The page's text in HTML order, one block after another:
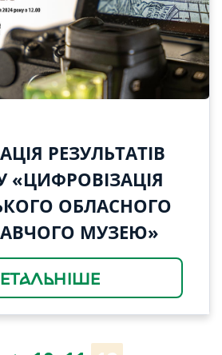
РЕЗУЛЬТАТІВ
«ЦИФРОВІЗАЦІЯ
ОБЛАСНОГО
МУЗЕЮ»